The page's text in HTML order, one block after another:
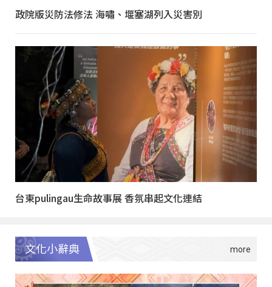
政院版災防法修法 海嘯、堰塞湖列入災害別
台東pulingau生命故事展 香氛串起文化連結
文化小辭典